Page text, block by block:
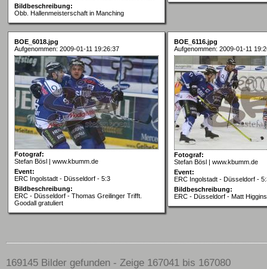
Bildbeschreibung:
Obb. Hallenmeisterschaft in Manching
BOE_6018.jpg
Aufgenommen: 2009-01-11 19:26:37
Fotograf:
Stefan Bösl | www.kbumm.de
Event:
ERC Ingolstadt - Düsseldorf - 5:3
Bildbeschreibung:
ERC - Düsseldorf - Thomas Greilinger Trifft.
Goodall gratuliert
BOE_6116.jpg
Aufgenommen: 2009-01-11
Fotograf:
Stefan Bösl | www.kbumm.de
Event:
ERC Ingolstadt - Düsseldorf -
Bildbeschreibung:
ERC - Düsseldorf - Matt
169145 Bilder gefunden - Zeige 167041 bis 167080